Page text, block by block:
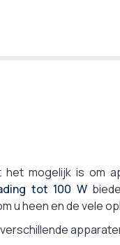
mogelijk is om
tot 100 W
u heen en de vele